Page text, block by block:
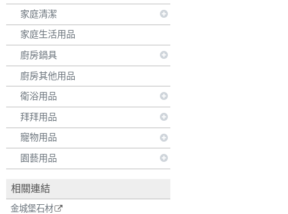
家庭清潔
家庭生活用品
廚房鍋具
廚房其他用品
衛浴用品
拜拜用品
寵物用品
園藝用品
相關連結
金城堡石材